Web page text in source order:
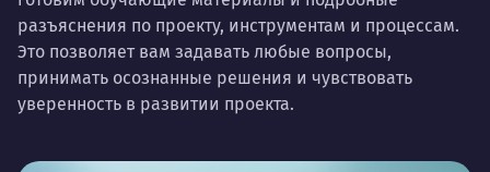
разъяснения по проекту, инструментам и процессам.
Это позволяет вам задавать любые вопросы,
принимать осознанные решения и чувствовать
уверенность в развитии проекта.